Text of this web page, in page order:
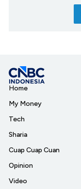
Home
My Money
Tech
Sharia
Cuap Cuap Cuan
Opinion
Video